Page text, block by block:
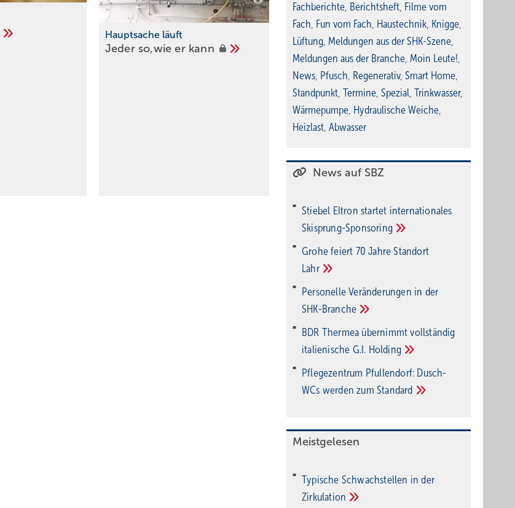
Hauptsache läuft
Jeder so,wie er kann
Fachberichte, Berichtsheft, Filme vom
Fach, Fun vom Fach, Haustechnik, Knigge,
Lüftung, Meldungen aus der SHK-Szene,
Meldungen aus der Branche, Moin Leute!,
News, Pfusch, Regenerativ, Smart Home,
Standpunkt, Termine, Spezial, Trinkwasser,
Wärmepumpe, Hydraulische Weiche,
Heizlast, Abwasser
News auf SBZ
Stiebel Eltron startet internatio­nales
Ski­sprung-Spon­soring
Grohe feiert 70 Jahre Standort
Lahr
Personelle Veränderungen in der
SHK-Branche
BDR Thermea übernimmt vollständig
italienische G.I. Holding
Pflegezentrum Pful­len­dorf: Dusch-
WCs wer­den zum Stan­dard
Meistgelesen
Typische Schwachstellen in der
Zirkulation